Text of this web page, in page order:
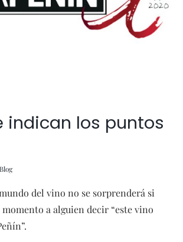
indican los puntos
Blog
del vino no se sorprenderá si
momento a alguien decir “este vino